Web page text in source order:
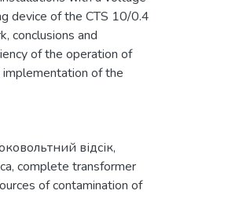
device of the CTS 10/0.4
conclusions and
of the operation of
of the
відсік,
, complete transformer
of contamination of